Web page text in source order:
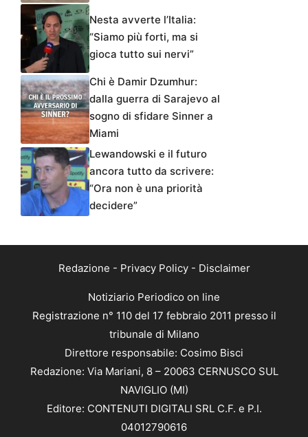
Nesta avverte l’Italia:
“Siamo più forti, ma si
gioca tutto sui nervi”
Chi è Damir Dzumhur:
dalla guerra di Sarajevo al
sogno di sfidare Sinner a
Miami
Lewandowski e il futuro
ancora tutto da scrivere:
“Ora non è una priorità
decidere”
Redazione - Privacy Policy- Disclaimer
Notiziario Periodico on line
Registrazione n° 110 del 17 febbraio 2011 presso il
tribunale di Milano
Direttore responsabile: Cosimo Bisci
Redazione: Via Mariani, 8 – 20063 CERNUSCO SUL
NAVIGLIO (MI)
Editore: CONTENUTI DIGITALI SRL C.F. e P.I.
04012790616